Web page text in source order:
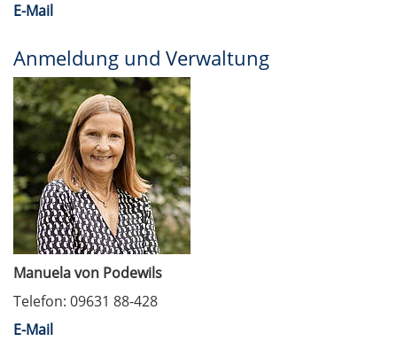
E-Mail
Anmeldung und Verwaltung
Manuela von Podewils
Telefon: 09631 88-428
E-Mail